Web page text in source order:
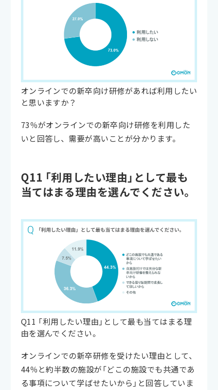
オンラインでの新卒向け研修があれば利用したい
と思いますか？
73％がオンラインでの新卒向け研修を利用した
いと回答し、需要が高いことが分かります。
Q11 「利用したい理由」として最も
当てはまる理由を選んでください。
Q11 「利用したい理由」として最も当てはまる理
由を選んでください。
オンラインでの新卒研修を受けたい理由として、
44％と約半数の施設が「どこの施設でも共通であ
る事項について学ばせたいから」と回答していま